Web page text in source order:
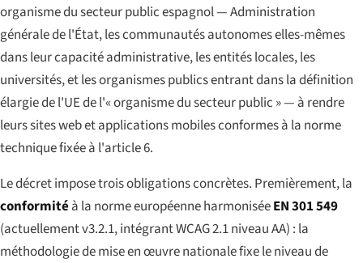
organisme du secteur public espagnol — Administration
générale de l'État, les communautés autonomes elles-mêmes
dans leur capacité administrative, les entités locales, les
universités, et les organismes publics entrant dans la définition
élargie de l'UE de l'« organisme du secteur public » — à rendre
leurs sites web et applications mobiles conformes à la norme
technique fixée à l'article 6.
Le décret impose trois obligations concrètes. Premièrement, la
conformitéà la norme européenne harmoniséeEN 301 549
(actuellement v3.2.1, intégrant WCAG 2.1 niveau AA) : la
méthodologie de mise en œuvre nationale fixe le niveau de